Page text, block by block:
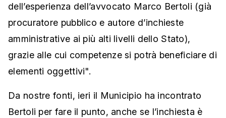
dell’esperienza dell’avvocato Marco Bertoli (già
procuratore pubblico e autore d’inchieste
amministrative ai più alti livelli dello Stato),
grazie alle cui competenze si potrà beneficiare di
elementi oggettivi".
Da nostre fonti, ieri il Municipio ha incontrato
Bertoli per fare il punto, anche se l’inchiesta è